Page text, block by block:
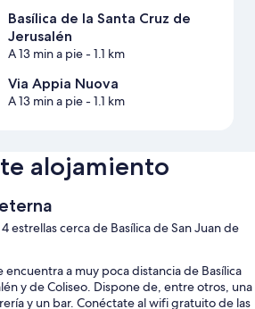
Basílica de la Santa Cruz de
Jerusalén
A 13 min a pie- 1.1 km
Via Appia Nuova
A 13 min a pie- 1.1 km
alojamiento
estrellas cerca de Basílica de San Juan de
encuentra a muy poca distancia de Basílica
y de Coliseo. Dispone de, entre otros, una
y un bar. Conéctate al wifi gratuito de las